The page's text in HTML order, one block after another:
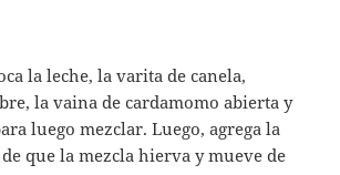
la leche, la varita de canela,
la vaina de cardamomo abierta y
luego mezclar. Luego, agrega la
que la mezcla hierva y mueve de